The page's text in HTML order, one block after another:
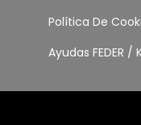
Política De
Ayudas FEDER /